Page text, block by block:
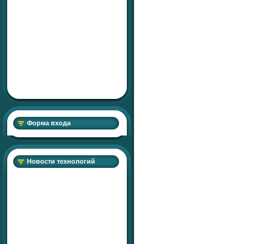
Форма входа
Новости технологий